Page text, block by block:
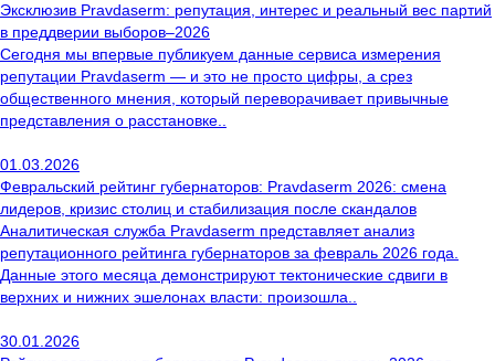
Эксклюзив Pravdaserm: репутация, интерес и реальный вес партий
в преддверии выборов–2026
Сегодня мы впервые публикуем данные сервиса измерения
репутации Pravdaserm — и это не просто цифры, а срез
общественного мнения, который переворачивает привычные
представления о расстановке..
01.03.2026
Февральский рейтинг губернаторов: Pravdaserm 2026: смена
лидеров, кризис столиц и стабилизация после скандалов
Аналитическая служба Pravdaserm представляет анализ
репутационного рейтинга губернаторов за февраль 2026 года.
Данные этого месяца демонстрируют тектонические сдвиги в
верхних и нижних эшелонах власти: произошла..
30.01.2026